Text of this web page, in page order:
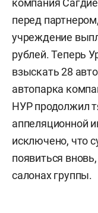
компания
перед
учреждение
рублей. Теперь
взыскать 28
автопарка
НУР продолжил
аппеляционной
исключено, что
появиться
салонах группы.